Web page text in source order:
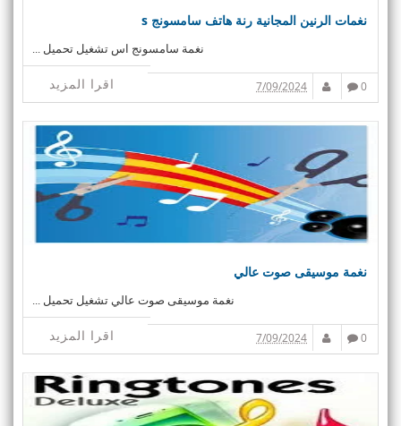
نغمات الرنين المجانية رنة هاتف سامسونج s
نغمة سامسونج اس تشغيل تحميل ...
اقرا المزيد 0
7/09/2024
نغمة موسيقى صوت عالي
نغمة موسيقى صوت عالي تشغيل تحميل ...
اقرا المزيد 0
7/09/2024